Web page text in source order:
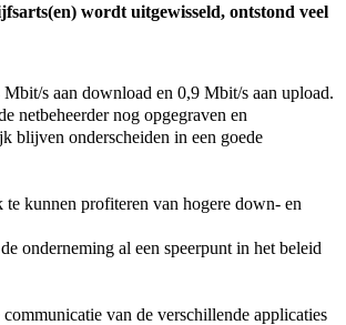
wordt uitgewisseld, ontstond veel
s aan download en 0,9 Mbit/s aan upload.
netbeheerder nog opgegraven en
blijven onderscheiden in een goede
kunnen profiteren van hogere down- en
onderneming al een speerpunt in het beleid
van de verschillende applicaties